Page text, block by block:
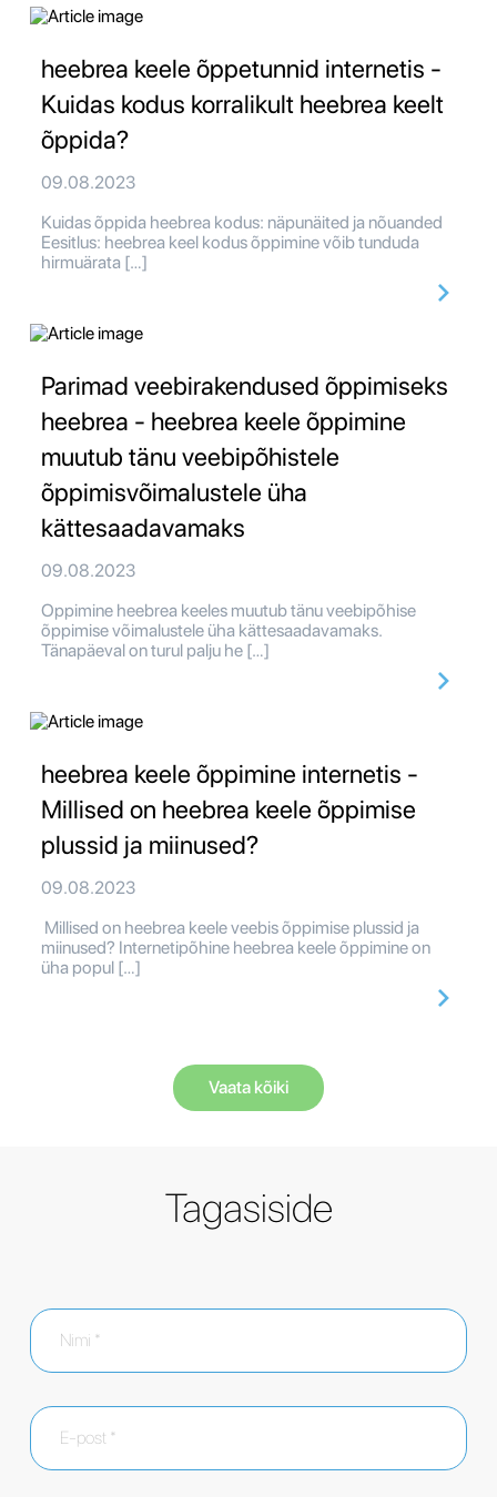
heebrea keele õppetunnid internetis -
Kuidas kodus korralikult heebrea keelt
õppida?
09.08.2023
Kuidas õppida heebrea kodus: näpunäited ja nõuanded
Eesitlus: heebrea keel kodus õppimine võib tunduda
hirmuärata […]
Parimad veebirakendused õppimiseks
heebrea - heebrea keele õppimine
muutub tänu veebipõhistele
õppimisvõimalustele üha
kättesaadavamaks
09.08.2023
Oppimine heebrea keeles muutub tänu veebipõhise
õppimise võimalustele üha kättesaadavamaks.
Tänapäeval on turul palju he […]
heebrea keele õppimine internetis -
Millised on heebrea keele õppimise
plussid ja miinused?
09.08.2023
Millised on heebrea keele veebis õppimise plussid ja
miinused? Internetipõhine heebrea keele õppimine on
üha popul […]
Vaata kõiki
Tagasiside